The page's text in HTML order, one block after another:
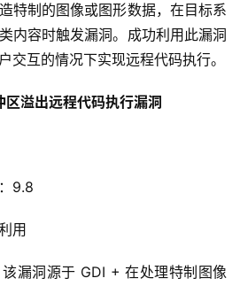
特制的图像或图形数据，在目标系
内容时触发漏洞。成功利用此漏洞
交互的情况下实现远程代码执行。
溢出远程代码执行漏洞
9.8
用
漏洞源于 GDI + 在处理特制图像